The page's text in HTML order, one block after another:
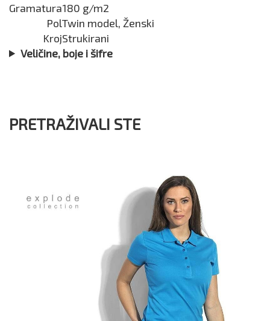
Gramatura180 g/m2
PolTwin model, Ženski
KrojStrukirani
Veličine, boje i šifre
PRETRAŽIVALI STE